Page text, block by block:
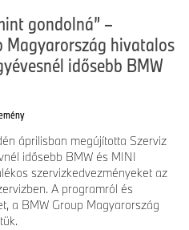
gondolná” –
Magyarország hivatalos
idősebb BMW
áprilisban megújította Szerviz
idősebb BMW és MINI
szervizkedvezményeket az
A programról és
a BMW Group Magyarország